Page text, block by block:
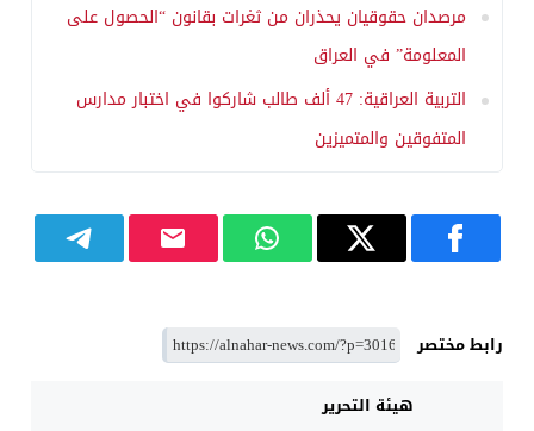
مرصدان حقوقيان يحذران من ثغرات بقانون “الحصول على
المعلومة” في العراق
التربية العراقية: 47 ألف طالب شاركوا في اختبار مدارس
المتفوقين والمتميزين
رابط مختصر
هيئة التحرير